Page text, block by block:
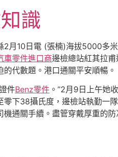
識
2月10日電 (張楠)海拔5000多
車零件進口商邊檢總站紅其拉
代數題。港口通關平安順暢。
件Benz零件 。”2月9日上午她
零下38攝氏度，邊檢站執勤一
機通關手續。盡管穿戴厚重的